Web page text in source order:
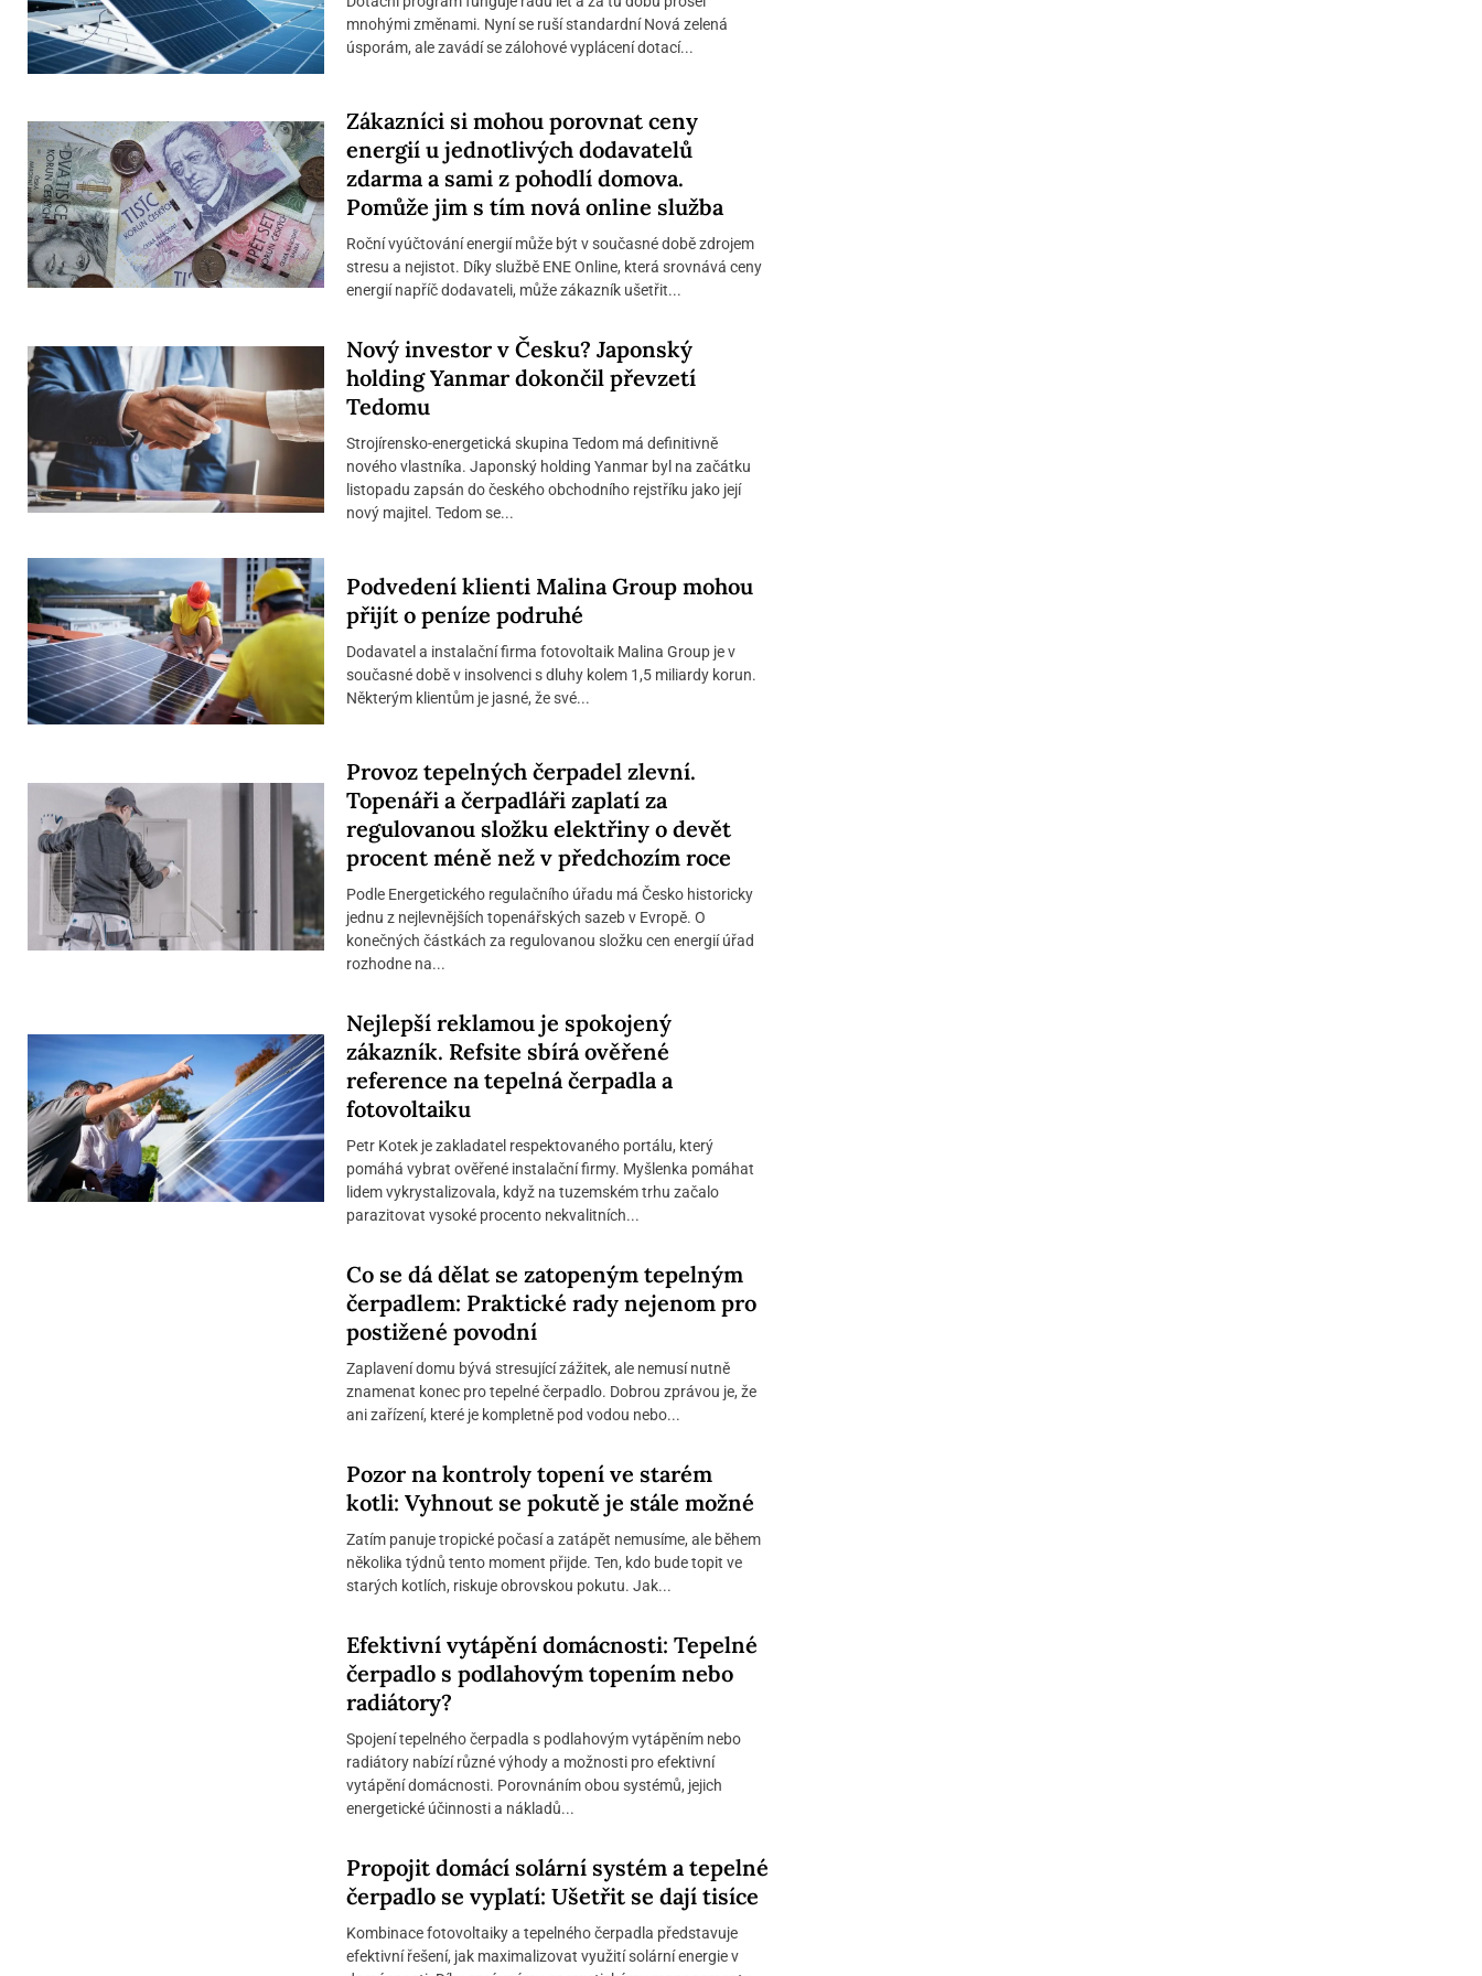
mnohými změnami. Nyní se ruší standardní Nová zelená
úsporám, ale zavádí se zálohové vyplácení dotací...
Zákazníci si mohou porovnat ceny
energií u jednotlivých dodavatelů
zdarma a sami z pohodlí domova.
Pomůže jim s tím nová online služba
Roční vyúčtování energií může být v současné době zdrojem
stresu a nejistot. Díky službě ENE Online, která srovnává ceny
energií napříč dodavateli, může zákazník ušetřit...
Nový investor v Česku? Japonský
holding Yanmar dokončil převzetí
Tedomu
Strojírensko-energetická skupina Tedom má definitivně
nového vlastníka. Japonský holding Yanmar byl na začátku
listopadu zapsán do českého obchodního rejstříku jako její
nový majitel. Tedom se...
Podvedení klienti Malina Group mohou
přijít o peníze podruhé
Dodavatel a instalační firma fotovoltaik Malina Group je v
současné době v insolvenci s dluhy kolem 1,5 miliardy korun.
Některým klientům je jasné, že své...
Provoz tepelných čerpadel zlevní.
Topenáři a čerpadláři zaplatí za
regulovanou složku elektřiny o devět
procent méně než v předchozím roce
Podle Energetického regulačního úřadu má Česko historicky
jednu z nejlevnějších topenářských sazeb v Evropě. O
konečných částkách za regulovanou složku cen energií úřad
rozhodne na...
Nejlepší reklamou je spokojený
zákazník. Refsite sbírá ověřené
reference na tepelná čerpadla a
fotovoltaiku
Petr Kotek je zakladatel respektovaného portálu, který
pomáhá vybrat ověřené instalační firmy. Myšlenka pomáhat
lidem vykrystalizovala, když na tuzemském trhu začalo
parazitovat vysoké procento nekvalitních...
Co se dá dělat se zatopeným tepelným
čerpadlem: Praktické rady nejenom pro
postižené povodní
Zaplavení domu bývá stresující zážitek, ale nemusí nutně
znamenat konec pro tepelné čerpadlo. Dobrou zprávou je, že
ani zařízení, které je kompletně pod vodou nebo...
Pozor na kontroly topení ve starém
kotli: Vyhnout se pokutě je stále možné
Zatím panuje tropické počasí a zatápět nemusíme, ale během
několika týdnů tento moment přijde. Ten, kdo bude topit ve
starých kotlích, riskuje obrovskou pokutu. Jak...
Efektivní vytápění domácnosti: Tepelné
čerpadlo s podlahovým topením nebo
radiátory?
Spojení tepelného čerpadla s podlahovým vytápěním nebo
radiátory nabízí různé výhody a možnosti pro efektivní
vytápění domácnosti. Porovnáním obou systémů, jejich
energetické účinnosti a nákladů...
Propojit domácí solární systém a tepelné
čerpadlo se vyplatí: Ušetřit se dají tisíce
Kombinace fotovoltaiky a tepelného čerpadla představuje
efektivní řešení, jak maximalizovat využití solární energie v